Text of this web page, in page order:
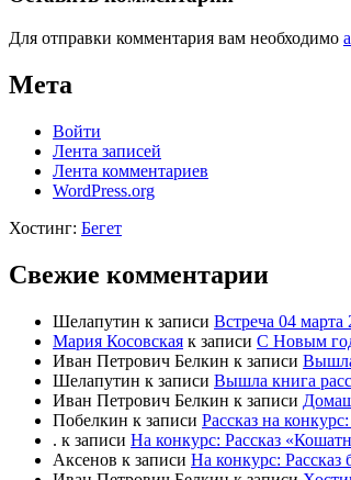
Для отправки комментария вам необходимо
Мета
Войти
Лента записей
Лента комментариев
WordPress.org
Хостинг: Бегет
Свежие комментарии
Шелапутин к записи Встреча 04 марта
Мария Косовская к записи С Новым
Иван Петрович Белкин к записи
Шелапутин к записи Вышла книга
Иван Петрович Белкин к записи
Побелкин к записи Рассказ на
. к записи На конкурс: Рассказ
Аксенов к записи На конкурс: